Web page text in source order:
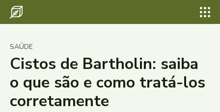
SAÚDE
Cistos de Bartholin: saiba
o que são e como tratá-los
corretamente